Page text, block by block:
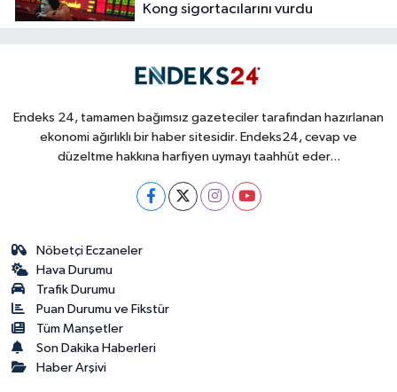
Kong sigortacılarını vurdu
Endeks 24, tamamen bağımsız gazeteciler tarafından hazırlanan
ekonomi ağırlıklı bir haber sitesidir. Endeks24, cevap ve
düzeltme hakkına harfiyen uymayı taahhüt eder...
Nöbetçi Eczaneler
Hava Durumu
Trafik Durumu
Puan Durumu ve Fikstür
Tüm Manşetler
Son Dakika Haberleri
Haber Arşivi